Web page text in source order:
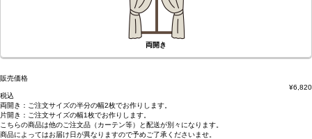
両開き
販売価格
¥6,820
税込
両開き： ご注文サイズの半分の幅2枚でお作りします。
片開き： ご注文サイズの幅1枚でお作りします。
こちらの商品は他のご注文品（カーテン等）と配送が別々 になります。
商品によってはお届け日が異なりますので予めご了承くださいませ。